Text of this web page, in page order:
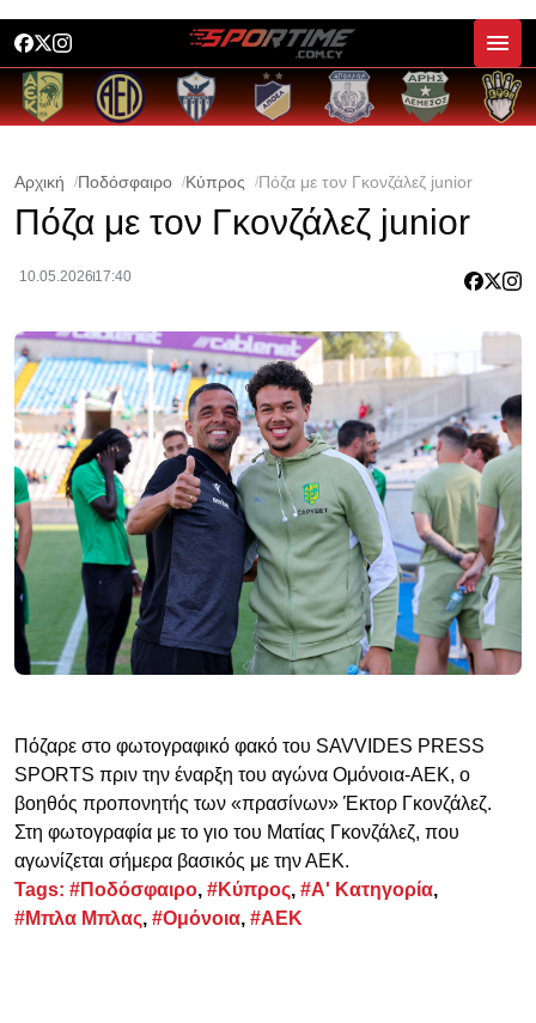
Αρχική Ποδόσφαιρο Κύπρος Πόζα με τον Γκονζάλεζ junior
Πόζα με τον Γκονζάλεζ junior
10.05.2026 17:40
Πόζαρε στο φωτογραφικό φακό του SAVVIDES PRESS
SPORTS πριν την έναρξη του αγώνα Ομόνοια-ΑΕΚ, ο
βοηθός προπονητής των «πρασίνων» Έκτορ Γκονζάλεζ.
Στη φωτογραφία με το γιο του Ματίας Γκονζάλεζ, που
αγωνίζεται σήμερα βασικός με την ΑΕΚ.
Tags: #Ποδόσφαιρο, #Κύπρος, #Α' Κατηγορία,
#Μπλα Μπλας, #Ομόνοια, #ΑΕΚ